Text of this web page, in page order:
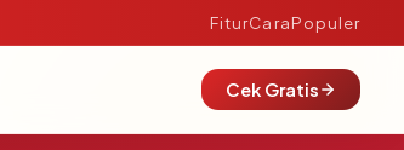
FiturCaraPopuler
Cek Gratis